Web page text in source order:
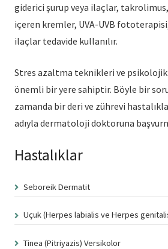
giderici şurup veya ilaçlar,
içeren kremler, UVA-UVB
ilaçlar tedavide kullanılır.
Stres azaltma teknikleri ve psikolojik
önemli bir yere sahiptir. Böyle bir
zamanda bir deri ve zührevi
adıyla dermatoloji doktoruna
Hastalıklar
Seboreik Dermatit
Uçuk (Herpes labialis ve Herpes
Tinea (Pitriyazis) Versikolor